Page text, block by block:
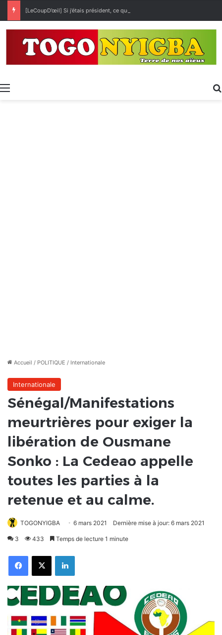
[LeCoupD’œil] Si j’étais président, ce que je ferai des « Évalas »
Menu
Accueil / POLITIQUE / Internationale
Internationale
Sénégal/Manifestations
meurtrières pour exiger la
libération de Ousmane
Sonko : La Cedeao appelle
toutes les parties à la
retenue et au calme.
TOGONYIGBA 6 mars 2021 Dernière mise à jour: 6 mars 2021
3 433 Temps de lecture 1 minute
FacebookX Linkedin